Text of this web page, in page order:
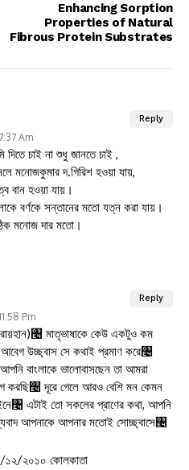
Enhancing Sorption
Properties of Natural
Fibrous Protein Substrates
Am
চাই না শুধু জানতে চাই ,
মনোজকুমার দ.গিরিশ হওয়া যায়,
বান হওয়া যায়।
বর্ণকে সন্তানের মতো যত্ন করা যায়।
মনোজ দার মতো।
Reply
Pm
মাতৃভাষাকে কেউ একটুও কম
উচ্ছ্বাস সে কথাই প্রমাণ করে৤
বাংলাকে ‎ভালোবাসছেন তা আমরা
করছি৤ দূরে গেলে আরও বেশি মন ‎কেমন
এটাই তো সকলের প্রাণের কথা, আপনি
আপনাকে আপনার মতোই সোচ্ছ্বাসে৤
১২/২০১০ কোলকাতা
Reply